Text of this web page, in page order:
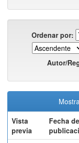
Ordenar por:
Autor/
Vista
previa
Fecha de